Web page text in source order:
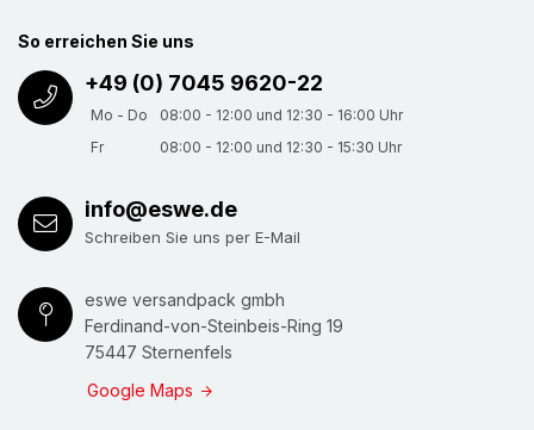
So erreichen Sie uns
+49 (0) 7045 9620-22
Mo - Do
08:00 - 12:00 und 12:30 - 16:00 Uhr
Fr
08:00 - 12:00 und 12:30 - 15:30 Uhr
info@eswe.de
Schreiben Sie uns per E-Mail
eswe versandpack gmbh
Ferdinand-von-Steinbeis-Ring 19
75447 Sternenfels
Google Maps